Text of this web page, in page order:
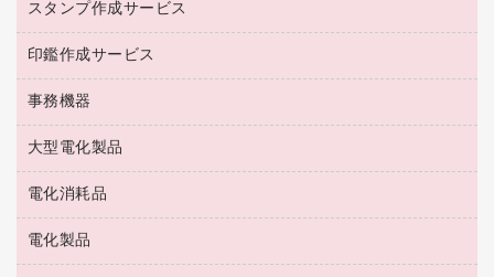
梱包用品
梱包用テープ
園芸用品
ペット用品
ソフトドリンク
コーヒーメーカー・備品
インスタントコーヒー
掃除用洗剤
洗濯用品
消臭・芳香剤
殺虫剤
飲食用消耗品
ゴム印作成サービス
ゴム印（一行印）作成サービス
ゴム印（フリーサイズ印）作成サービス
スタンプ作成サービス
シヤチハタスタンプ作成サービス
カウネットスタンプ作成サービス
印鑑作成サービス
印鑑作成サービス
事務機器
大型シュレッダー（共配）
レーザーポインター
ラミネートフィルム
ラミネータ
大型電化製品
冷蔵庫・キッチン・調理家電
テレビ・ＡＶ機器
電化消耗品
電球・蛍光灯
電化製品